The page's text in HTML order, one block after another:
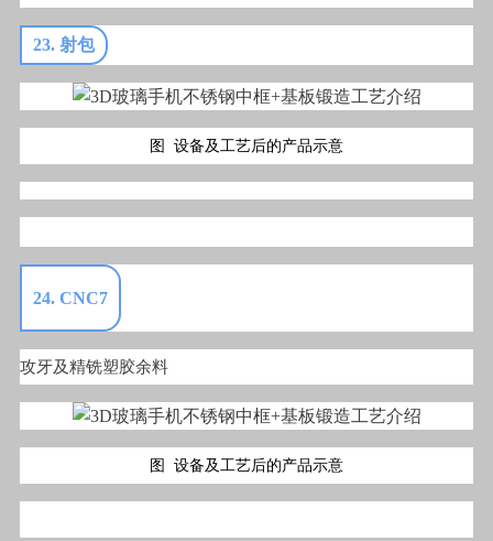
23. 射包
图 设备及工艺后的产品示意
24. CNC7
攻牙及精铣塑胶余料
图 设备及工艺后的产品示意